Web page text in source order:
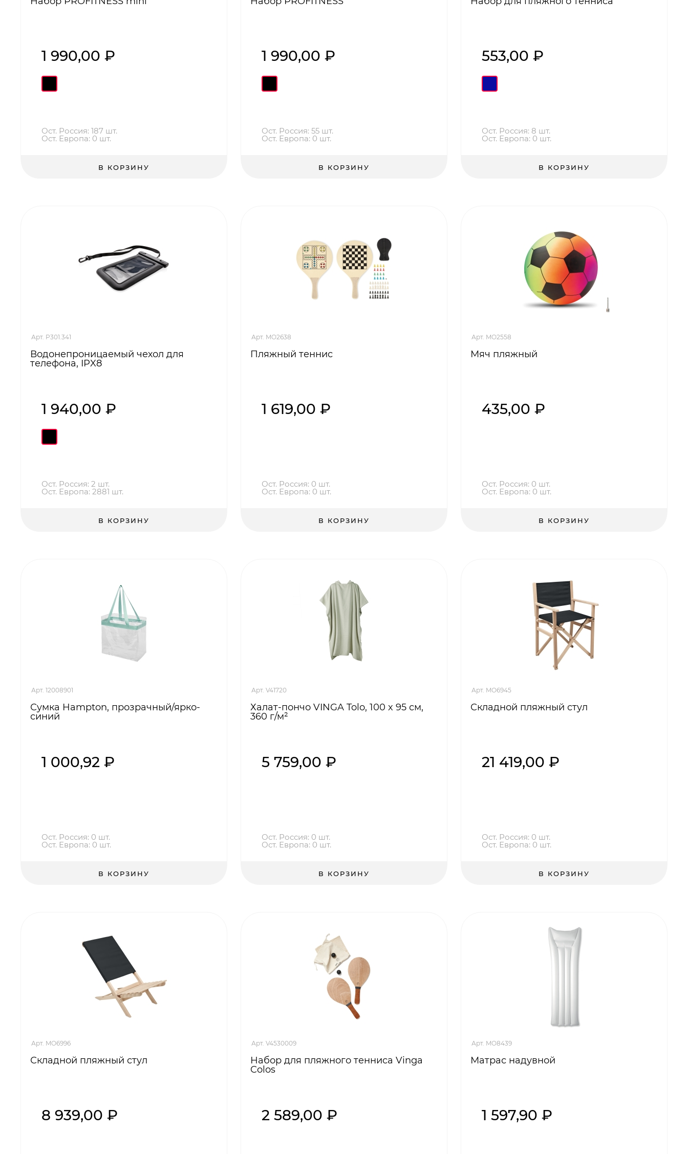
1 990,00 ₽
Ост. Россия: 187 шт.
Ост. Европа: 0 шт.
В КОРЗИНУ
1 990,00 ₽
Ост. Россия: 55 шт.
Ост. Европа: 0 шт.
В КОРЗИНУ
553,00 ₽
Ост. Россия: 8 шт.
Ост. Европа: 0 шт.
В КОРЗИНУ
Арт. P301.341
Водонепроницаемый чехол для
телефона, IPX8
1 940,00 ₽
Ост. Россия: 2 шт.
Ост. Европа: 2881 шт.
В КОРЗИНУ
Арт. MO2638
Пляжный теннис
1 619,00 ₽
Ост. Россия: 0 шт.
Ост. Европа: 0 шт.
В КОРЗИНУ
Арт. MO2558
Мяч пляжный
435,00 ₽
Ост. Россия: 0 шт.
Ост. Европа: 0 шт.
В КОРЗИНУ
Арт. 12008901
Сумка Hampton, прозрачный/ярко-
синий
1 000,92 ₽
Ост. Россия: 0 шт.
Ост. Европа: 0 шт.
В КОРЗИНУ
Арт. V41720
Халат-пончо VINGA Tolo, 100 x 95 см,
360 г/м²
5 759,00 ₽
Ост. Россия: 0 шт.
Ост. Европа: 0 шт.
В КОРЗИНУ
Арт. MO6945
Складной пляжный стул
21 419,00 ₽
Ост. Россия: 0 шт.
Ост. Европа: 0 шт.
В КОРЗИНУ
Арт. MO6996
Складной пляжный стул
8 939,00 ₽
Арт. V4530009
Набор для пляжного тенниса Vinga
Colos
2 589,00 ₽
Арт. MO8439
Матрас надувной
1 597,90 ₽